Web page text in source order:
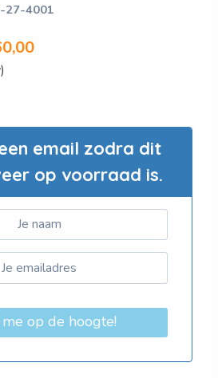
27-4001
Huidige
€3.660,00.
email zodra dit
op voorraad is.
op de hoogte!